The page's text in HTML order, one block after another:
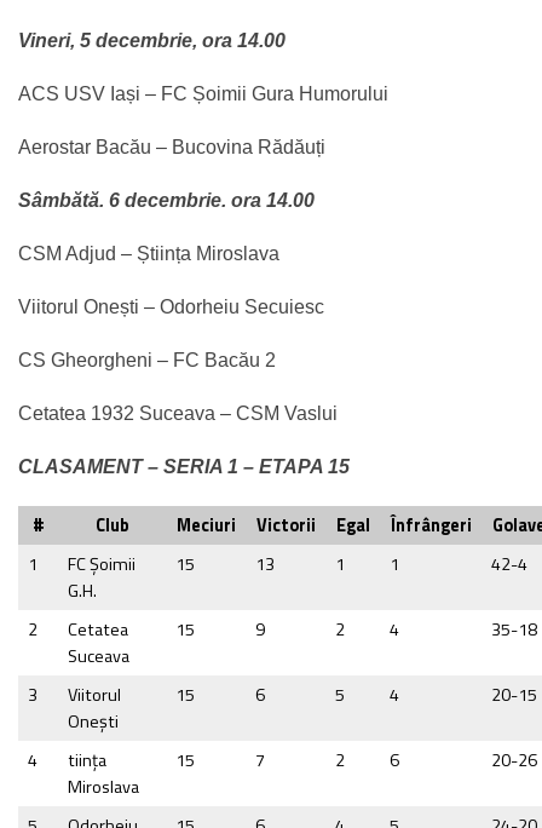
Vineri, 5 decembrie, ora 14.00
ACS USV Iași – FC Șoimii Gura Humorului
Aerostar Bacău – Bucovina Rădăuți
Sâmbătă. 6 decembrie. ora 14.00
CSM Adjud – Știința Miroslava
Viitorul Onești – Odorheiu Secuiesc
CS Gheorgheni – FC Bacău 2
Cetatea 1932 Suceava – CSM Vaslui
CLASAMENT – SERIA 1 – ETAPA 15
# Club Meciuri Victorii Egal Înfrângeri
1
FC Şoimii
G.H.
15 13 1 1 42-4
2
Cetatea
Suceava
15 9 2 4 35-18
3
Viitorul
Onești
15 6 5 4 20-15
4
tiinţa
Miroslava
15 7 2 6 20-26